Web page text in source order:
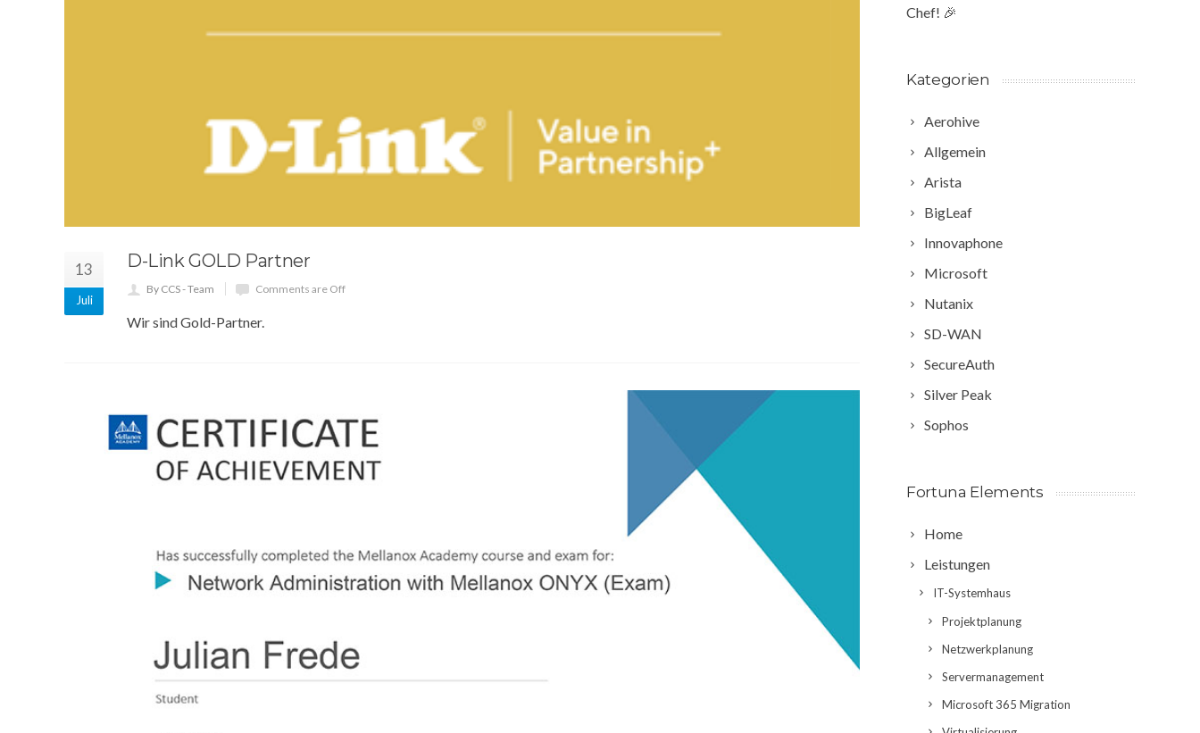
13
Juli
D-Link GOLD Partner
By CCS - Team Comments are Off
Wir sind Gold-Partner.
Chef! 🎉
Kategorien
Aerohive
Allgemein
Arista
BigLeaf
Innovaphone
Microsoft
Nutanix
SD-WAN
SecureAuth
Silver Peak
Sophos
Fortuna Elements
Home
Leistungen
IT-Systemhaus
Projektplanung
Netzwerkplanung
Servermanagement
Microsoft 365 Migration